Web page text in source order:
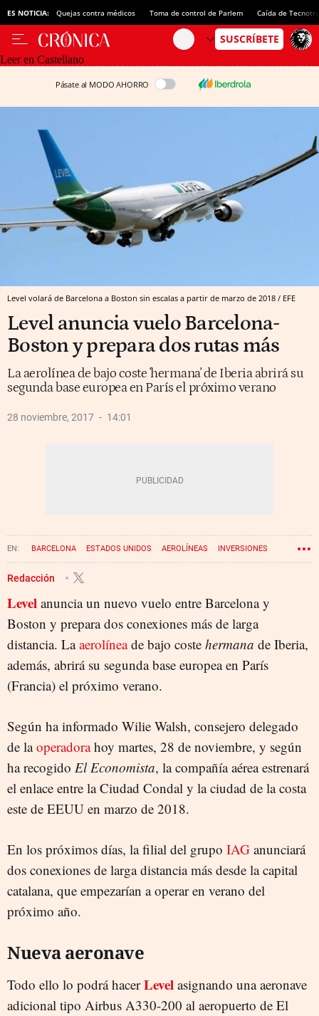
ES NOTICIA: Quejas contra médicos Toma de control de Parlem Caída de
Leer en Castellano
Pásate al MODO AHORRO
Level volará de Barcelona a Boston sin escalas a partir de marzo de 2018 / EFE
Level anuncia vuelo Barcelona-
Boston y prepara dos rutas más
La aerolínea de bajo coste 'hermana' de Iberia abrirá su
segunda base europea en París el próximo verano
28 noviembre, 2017 14:01
BARCELONA ESTADOS UNIDOS AEROLÍNEAS INVERSIONES
EL PRAT IBERIA
Redacción
Level anuncia un nuevo vuelo entre Barcelona y
Boston y prepara dos conexiones más de larga
distancia. Laaerolíneade bajo coste hermana de Iberia,
además, abrirá su segunda base europea en París
(Francia) el próximo verano.
Según ha informado Wilie Walsh, consejero delegado
de laoperadorahoy martes, 28 de noviembre, y según
ha recogido El Economista, la compañía aérea estrenará
el enlace entre la Ciudad Condal y la ciudad de la costa
este de EEUU en marzo de 2018.
En los próximos días, la filial del grupo IAG anunciará
dos conexiones de larga distancia más desde la capital
catalana, que empezarían a operar en verano del
próximo año.
Nueva aeronave
Todo ello lo podrá hacerLevel asignando una aeronave
adicional tipo Airbus A330-200 al aeropuerto de El